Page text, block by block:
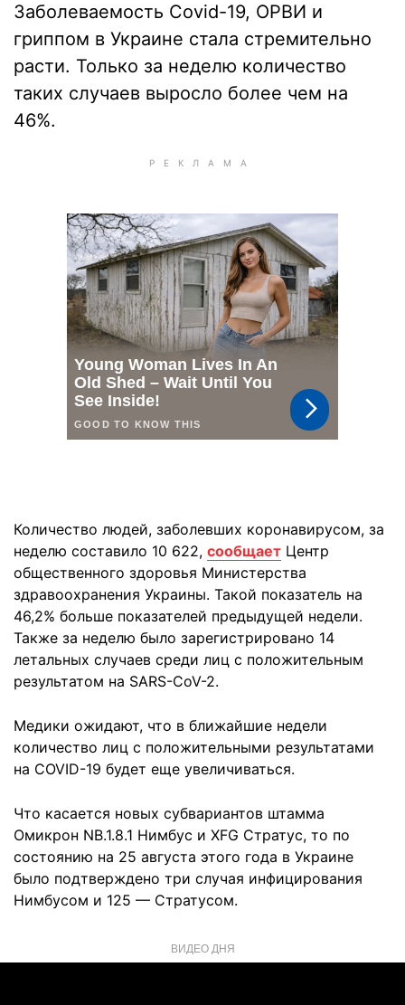
Заболеваемость Covid-19, ОРВИ и
гриппом в Украине стала стремительно
расти. Только за неделю количество
таких случаев выросло более чем на
46%.
Количество людей, заболевших коронавирусом, за
неделю составило 10 622, сообщает Центр
общественного здоровья Министерства
здравоохранения Украины. Такой показатель на
46,2% больше показателей предыдущей недели.
Также за неделю было зарегистрировано 14
летальных случаев среди лиц с положительным
результатом на SARS-CoV-2.
Медики ожидают, что в ближайшие недели
количество лиц с положительными результатами
на COVID-19 будет еще увеличиваться.
Что касается новых субвариантов штамма
Омикрон NB.1.8.1 Нимбус и XFG Стратус, то по
состоянию на 25 августа этого года в Украине
было подтверждено три случая инфицирования
Нимбусом и 125 — Стратусом.
ВИДЕО ДНЯ